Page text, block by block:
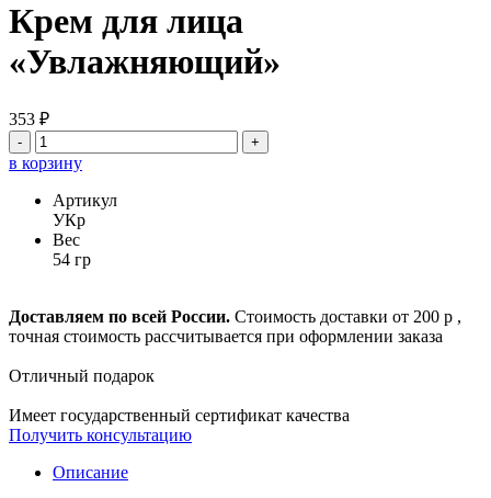
Крем для лица
«Увлажняющий»
353 ₽
- +
в корзину
Артикул
УКр
Вес
54 гр
Доставляем по всей России. Стоимость доставки от 200 р ,
точная стоимость рассчитывается при оформлении заказа
Отличный подарок
Имеет государственный сертификат качества
Получить консультацию
Описание